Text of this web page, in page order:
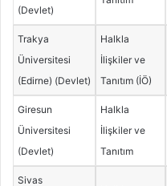
(Devlet)
Trakya
Üniversitesi
(Edirne) (Devlet)
Halkla
İlişkiler ve
Tanıtım (İÖ)
Giresun
Üniversitesi
(Devlet)
Halkla
İlişkiler ve
Tanıtım
Sivas